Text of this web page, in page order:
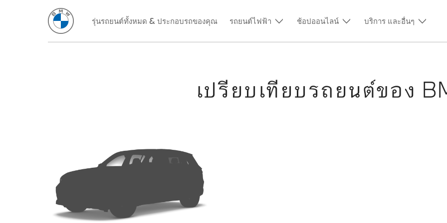
รุ่นรถยนต์ทั้งหมด & ประกอบรถของคุณ รถยนต์ไฟฟ้า ช้อปออนไลน์ บริการ และอื่นๆ
เปรียบเทียบรถยนต์ของ